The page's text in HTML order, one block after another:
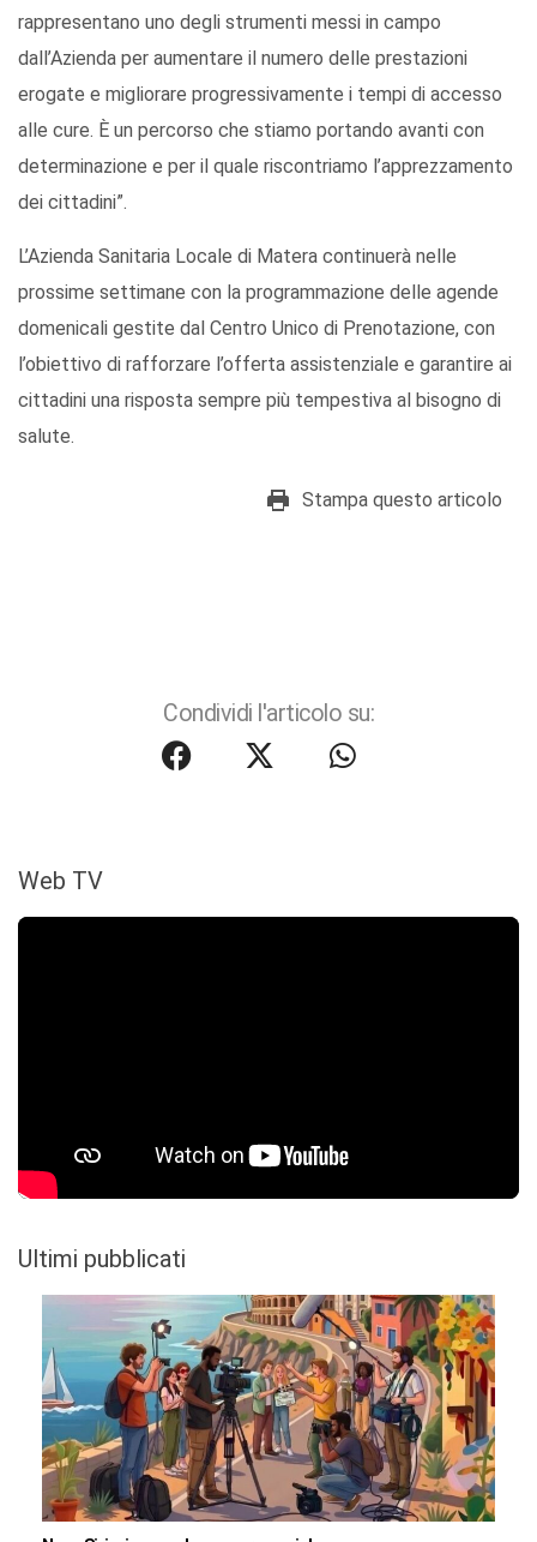
rappresentano uno degli strumenti messi in campo
dall’Azienda per aumentare il numero delle prestazioni
erogate e migliorare progressivamente i tempi di accesso
alle cure. È un percorso che stiamo portando avanti con
determinazione e per il quale riscontriamo l’apprezzamento
dei cittadini”.
L’Azienda Sanitaria Locale di Matera continuerà nelle
prossime settimane con la programmazione delle agende
domenicali gestite dal Centro Unico di Prenotazione, con
l’obiettivo di rafforzare l’offerta assistenziale e garantire ai
cittadini una risposta sempre più tempestiva al bisogno di
salute.
Stampa questo articolo
Condividi l'articolo su:
Web TV
Ultimi pubblicati